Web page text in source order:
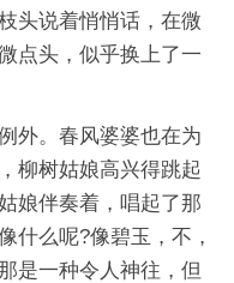
头说着悄悄话，在微
点头，似乎换上了一
外。春风婆婆也在为
柳树姑娘高兴得跳起
娘伴奏着，唱起了那
什么呢?像碧玉，不，
是一种令人神往，但